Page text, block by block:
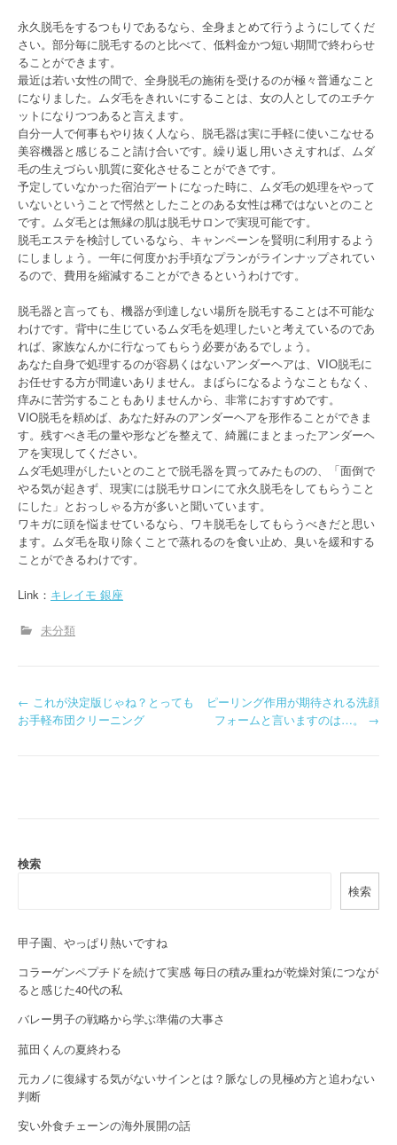
永久脱毛をするつもりであるなら、全身まとめて行うようにしてくだ
さい。部分毎に脱毛するのと比べて、低料金かつ短い期間で終わらせ
ることができます。
最近は若い女性の間で、全身脱毛の施術を受けるのが極々普通なこと
になりました。ムダ毛をきれいにすることは、女の人としてのエチケ
ットになりつつあると言えます。
自分一人で何事もやり抜く人なら、脱毛器は実に手軽に使いこなせる
美容機器と感じること請け合いです。繰り返し用いさえすれば、ムダ
毛の生えづらい肌質に変化させることができです。
予定していなかった宿泊デートになった時に、ムダ毛の処理をやって
いないということで愕然としたことのある女性は稀ではないとのこと
です。ムダ毛とは無縁の肌は脱毛サロンで実現可能です。
脱毛エステを検討しているなら、キャンペーンを賢明に利用するよう
にしましょう。一年に何度かお手頃なプランがラインナップされてい
るので、費用を縮減することができるというわけです。
脱毛器と言っても、機器が到達しない場所を脱毛することは不可能な
わけです。背中に生じているムダ毛を処理したいと考えているのであ
れば、家族なんかに行なってもらう必要があるでしょう。
あなた自身で処理するのが容易くはないアンダーヘアは、VIO脱毛に
お任せする方が間違いありません。まばらになるようなこともなく、
痒みに苦労することもありませんから、非常におすすめです。
VIO脱毛を頼めば、あなた好みのアンダーヘアを形作ることができま
す。残すべき毛の量や形などを整えて、綺麗にまとまったアンダーヘ
アを実現してください。
ムダ毛処理がしたいとのことで脱毛器を買ってみたものの、「面倒で
やる気が起きず、現実には脱毛サロンにて永久脱毛をしてもらうこと
にした」とおっしゃる方が多いと聞いています。
ワキガに頭を悩ませているなら、ワキ脱毛をしてもらうべきだと思い
ます。ムダ毛を取り除くことで蒸れるのを食い止め、臭いを緩和する
ことができるわけです。
Link： キレイモ 銀座
未分類
P
a
i
g
a
t
i
o
n
← これが決定版じゃね？とっても
お手軽布団クリーニング
ピーリング作用が期待される洗顔
フォームと言いますのは…。 →
検索
検索
甲子園、やっぱり熱いですね
コラーゲンペプチドを続けて実感 毎日の積み重ねが乾燥対策につなが
ると感じた40代の私
バレー男子の戦略から学ぶ準備の大事さ
菰田くんの夏終わる
元カノに復縁する気がないサインとは？脈なしの見極め方と追わない
判断
安い外食チェーンの海外展開の話